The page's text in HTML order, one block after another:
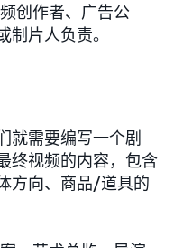
创作者、广告公
片人负责。
就需要编写一个剧
终视频的内容，包含
方向、商品/道具的